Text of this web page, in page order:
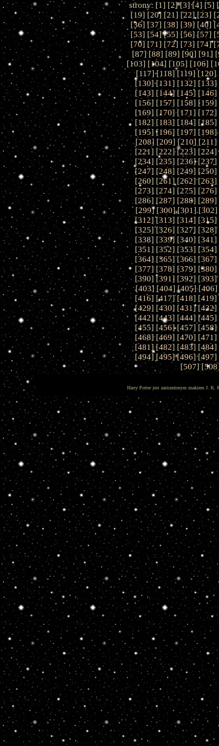
strony: [1] [2] [3] [4] [5] [
[19] [20] [21] [22] [23] [
[36] [37] [38] [39] [40] [
[53] [54] [55] [56] [57] [
[70] [71] [72] [73] [74] [
[87] [88] [89] [90] [91] [
[103] [104] [105] [106] [
[117] [118] [119] [120]
[130] [131] [132] [133]
[143] [144] [145] [146]
[156] [157] [158] [159]
[169] [170] [171] [172]
[182] [183] [184] [185]
[195] [196] [197] [198]
[208] [209] [210] [211]
[221] [222] [223] [224]
[234] [235] [236] [237]
[247] [248] [249] [250]
[260] [261] [262] [263]
[273] [274] [275] [276]
[286] [287] [288] [289]
[299] [300] [301] [302]
[312] [313] [314] [315]
[325] [326] [327] [328]
[338] [339] [340] [341]
[351] [352] [353] [354]
[364] [365] [366] [367]
[377] [378] [379] [380]
[390] [391] [392] [393]
[403] [404] [405] [406]
[416] [417] [418] [419]
[429] [430] [431] [432]
[442] [443] [444] [445]
[455] [456] [457] [458]
[468] [469] [470] [471]
[481] [482] [483] [484]
[494] [495] [496] [497]
[507] [508
Harry Potter jest zastrzeżonym znakiem J. K.